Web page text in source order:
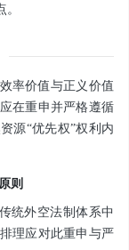
率价值与正义价值
在重申并严格遵循
源“优先权”权利内
则
统外空法制体系中
理应对此重申与严